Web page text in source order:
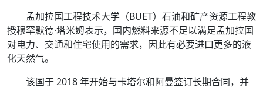
孟加拉国工程技术大学（BUET）石油和矿产资源工程教
授穆罕默德·塔米姆表示，国内燃料来源不足以满足孟加拉国
对电力、交通和住宅使用的需求，因此有必要进口更多的液
化天然气。
该国于 2018 年开始与卡塔尔和阿曼签订长期合同，并